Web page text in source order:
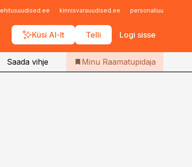
ehitusuudised.ee kinnisvarauudised.ee personaliuudised.ee
Küsi AI-lt Telli Logi sisse
Iseteenindus
Telli Raamatupidaja
Saada vihje Minu Raamatupidaja